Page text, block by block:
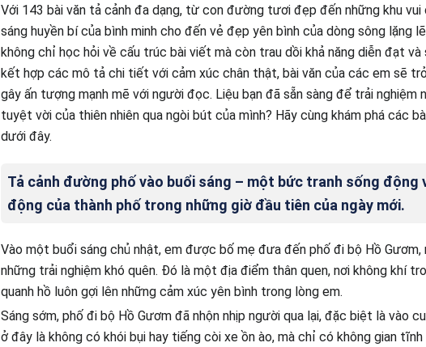
Với 143 bài văn tả cảnh đa dạng, từ con đường tươi đẹp đến những khu vui
sáng huyền bí của bình minh cho đến vẻ đẹp yên bình của dòng sông lặng
không chỉ học hỏi về cấu trúc bài viết mà còn trau dồi khả năng diễn đạt và
kết hợp các mô tả chi tiết với cảm xúc chân thật, bài văn của các em sẽ
gây ấn tượng mạnh mẽ với người đọc. Liệu bạn đã sẵn sàng để trải nghiệm
tuyệt vời của thiên nhiên qua ngòi bút của mình? Hãy cùng khám phá các
dưới đây.
Tả cảnh đường phố vào buổi sáng – một bức tranh sống động
động của thành phố trong những giờ đầu tiên của ngày mới.
Vào một buổi sáng chủ nhật, em được bố mẹ đưa đến phố đi bộ Hồ
những trải nghiệm khó quên. Đó là một địa điểm thân quen, nơi không khí
quanh hồ luôn gợi lên những cảm xúc yên bình trong lòng em.
Sáng sớm, phố đi bộ Hồ Gươm đã nhộn nhịp người qua lại, đặc biệt là vào
ở đây là không có khói bụi hay tiếng còi xe ồn ào, mà chỉ có không gian